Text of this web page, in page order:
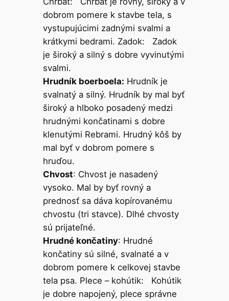
dobrom pomere k stavbe tela, s
vystupujúcimi zadnými svalmi a
krátkymi bedrami. Zadok: Zadok
je široký a silný s dobre vyvinutými
svalmi.
Hrudník boerboela: Hrudník je
svalnatý a silný. Hrudník by mal byť
široký a hlboko posadený medzi
hrudnými končatinami s dobre
klenutými Rebrami. Hrudný kôš by
mal byť v dobrom pomere s
hruďou.
Chvost: Chvost je nasadený
vysoko. Mal by byť rovný a
prednosť sa dáva kopírovanému
chvostu (tri stavce). Dlhé chvosty
sú prijateľné.
Hrudné končatiny: Hrudné
končatiny sú silné, svalnaté a v
dobrom pomere k celkovej stavbe
tela psa. Plece – kohútik: Kohútik
je dobre napojený, plece správne